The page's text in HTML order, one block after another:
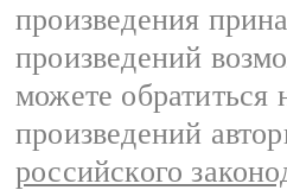
произведения
произведений
можете обратиться
произведений
российского